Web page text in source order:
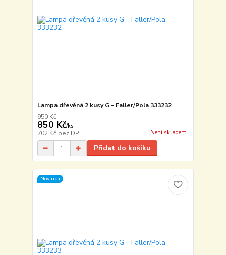
Lampa dřevěná 2 kusy G - Faller/Pola 333232
950 Kč
850 Kč/ks
702 Kč bez DPH Není skladem
Přidat do košíku
Novinka